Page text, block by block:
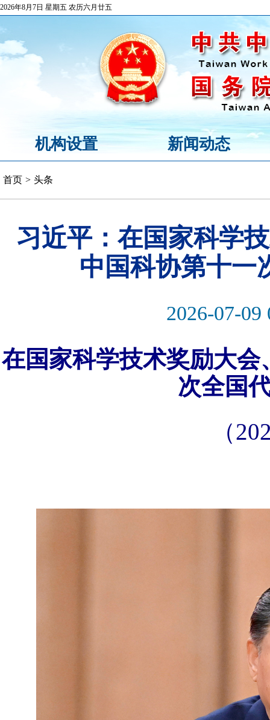
2026年8月7日 星期五 农历六月廿五
机构设置 新闻动态
首页 > 头条
习近平：在国家科学
中国科协第十一
2026-07-09
在国家科学技术奖励大
次全国
（